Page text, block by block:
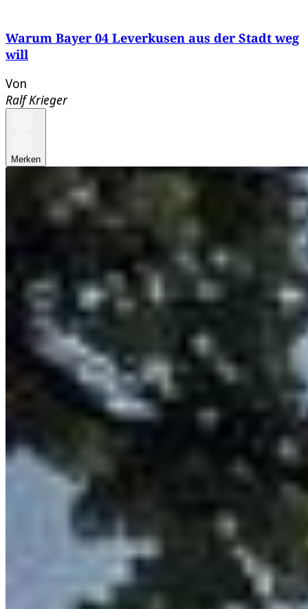
Warum Bayer 04 Leverkusen aus der Stadt weg
will
Von
Ralf Krieger
Merken